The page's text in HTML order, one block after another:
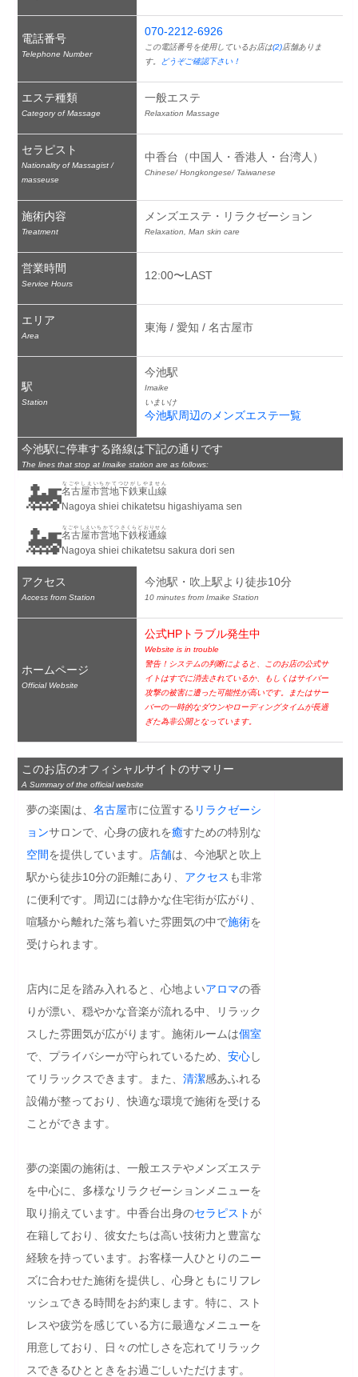
電話番号
Telephone Number
070-2212-6926
この電話番号を使用しているお店は(2)店舗ありま
す。
どうぞご確認下さい！
エステ種類
Category of Massage
一般エステ
Relaxation Massage
セラピスト
Nationality of Massagist /
masseuse
中香台（中国人・香港人・台湾人）
Chinese/ Hongkongese/ Taiwanese
施術内容
Treatment
メンズエステ・リラクゼーション
Relaxation, Man skin care
営業時間
Service Hours
12:00〜LAST
エリア
Area
東海 / 愛知 / 名古屋市
駅
Station
今池駅
Imaike
いまいけ
今池駅周辺のメンズエステ一覧
今池駅に停車する路線は下記の通りです
The lines that stop at Imaike station are as follows:
🚂名古屋市営地下鉄東山線
なごやしえいちかてつひがしやません
Nagoya shiei chikatetsu higashiyama sen
🚂名古屋市営地下鉄桜通線
なごやしえいちかてつさくらどおりせん
Nagoya shiei chikatetsu sakura dori sen
アクセス
Access from Station
今池駅・吹上駅より徒歩10分
10 minutes from Imaike Station
ホームページ
Official Website
公式HPトラブル発生中
Website is in trouble
警告！システムの判断によると、このお店の公式サ
イトはすでに消去されているか、もしくはサイバー
攻撃の被害に遭った可能性が高いです。またはサー
バーの一時的なダウンやローディングタイムが長過
ぎた為非公開となっています。
このお店のオフィシャルサイトのサマリー
A Summary of the official website
夢の楽園は、 名古屋市に位置する リラクゼーシ
ョンサロンで、心身の疲れを癒すための特別な
空間を提供しています。 店舗は、今池駅と吹上
駅から徒歩10分の距離にあり、 アクセス も非常
に便利です。周辺には静かな住宅街が広がり、
喧騒から離れた落ち着いた雰囲気の中で施術を
受けられます。
店内に足を踏み入れると、心地よいアロマの香
りが漂い、穏やかな音楽が流れる中、リラック
スした雰囲気が広がります。施術ルームは個室
で、プライバシーが守られているため、 安心し
てリラックスできます。また、 清潔感あふれる
設備が整っており、快適な環境で施術を受ける
ことができます。
夢の楽園の施術は、一般エステやメンズエステ
を中心に、多様なリラクゼーションメニューを
取り揃えています。中香台出身のセラピスト が
在籍しており、彼女たちは高い技術力と豊富な
経験を持っています。お客様一人ひとりのニー
ズに合わせた施術を提供し、心身ともにリフレ
ッシュできる時間をお約束します。特に、スト
レスや疲労を感じている方に最適なメニューを
用意しており、日々の忙しさを忘れてリラック
スできるひとときをお過ごしいただけます。